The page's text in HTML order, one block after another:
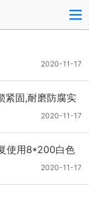
2020-11-17
紧固,耐磨防腐实
2020-11-17
使用8*200白色
2020-11-17